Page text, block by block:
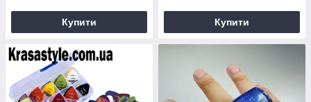
Купити Купити